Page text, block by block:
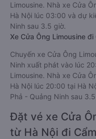
Limousine. Nhà xe Cửa
Hà Nội lúc 03:00 và dự
Ninh sau 3.5 giờ.
Xe Cửa Ông Limousine
Chuyến xe Cửa Ông
Ninh xuất phát vào lúc
Limousine. Nhà xe Cửa
Hà Nội lúc 20:00 tại Hà
Phả - Quảng Ninh sau
Đặt vé xe Cửa
từ Hà Nội đi